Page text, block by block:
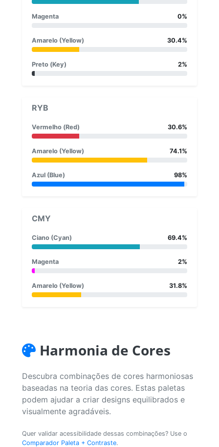
Magenta 0%
Amarelo (Yellow) 30.4%
Preto (Key) 2%
RYB
Vermelho (Red) 30.6%
Amarelo (Yellow) 74.1%
Azul (Blue) 98%
CMY
Ciano (Cyan) 69.4%
Magenta 2%
Amarelo (Yellow) 31.8%
Harmonia de Cores
Descubra combinações de cores harmoniosas
baseadas na teoria das cores. Estas paletas
podem ajudar a criar designs equilibrados e
visualmente agradáveis.
Quer validar acessibilidade dessas combinações? Use o
Comparador Paleta + Contraste.